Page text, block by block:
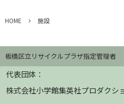
HOME 施設
板橋区立リサイクルプラザ指定管理者
代表団体：
株式会社小学館集英社プロダクシ